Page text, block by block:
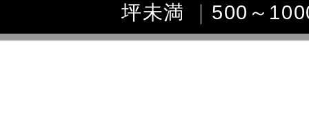
坪未満 ｜ 500～